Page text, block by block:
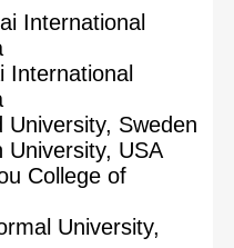
International
International
Sweden
University, USA
College of
University,